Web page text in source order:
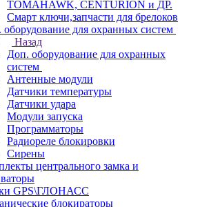
TOMAHAWK, CENTURION и ДР.
Смарт ключи,запчасти для брелоков
оборудование для охранных систем
Назад
Доп. оборудование для охранных
систем
Антенные модули
Датчики температуры
Датчики удара
Модули запуска
Программаторы
Радиореле блокировки
Сирены
центрального замка и
GPS\ГЛОНАСС
блокираторы